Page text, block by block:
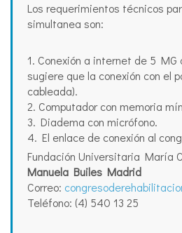
Los requerimientos técnicos
simultanea son:
1. Conexión a internet de 5 MG
sugiere que la conexión con el
cableada).
2. Computador con memoria
3. Diadema con micrófono.
4. El enlace de conexión al
Fundación Universitaria María
Manuela Builes Madrid
Correo:
Teléfono: (4) 540 13 25